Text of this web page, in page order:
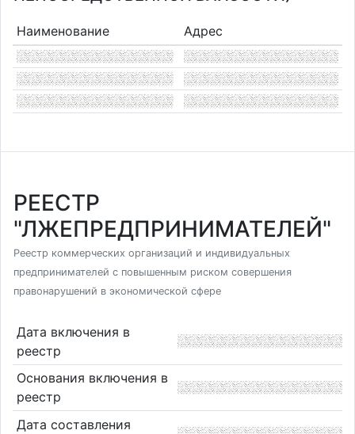
Наименование Адрес
РЕЕСТР
"ЛЖЕПРЕДПРИНИМАТЕЛЕЙ"
Реестр коммерческих организаций и индивидуальных
предпринимателей с повышенным риском совершения
правонарушений в экономической сфере
Дата включения в
реестр
Основания включения в
реестр
Дата составления